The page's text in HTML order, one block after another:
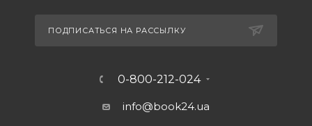
ПОДПИСАТЬСЯ НА РАССЫЛКУ
0-800-212-024
info@book24.ua